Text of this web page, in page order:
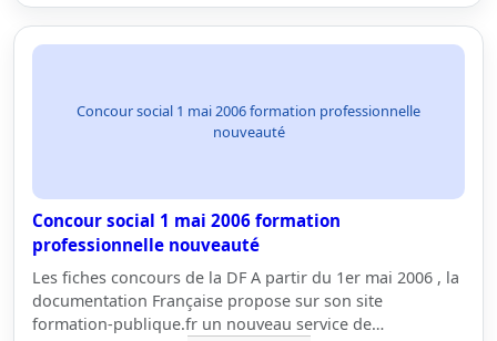
Concour social 1 mai 2006 formation professionnelle
nouveauté
Concour social 1 mai 2006 formation
professionnelle nouveauté
Les fiches concours de la DF A partir du 1er mai 2006 , la
documentation Française propose sur son site
formation-publique.fr un nouveau service de…